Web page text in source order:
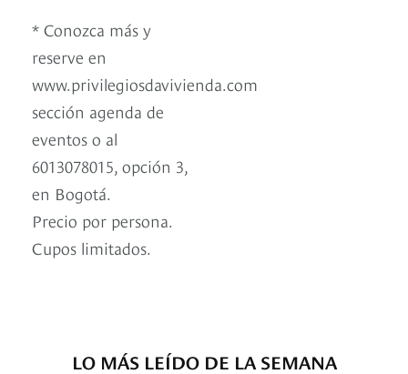
* Conozca más y
reserve en
www.privilegiosdavivienda.com
sección agenda de
eventos o al
6013078015, opción 3,
en Bogotá.
Precio por persona.
Cupos limitados.
LO MÁS LEÍDO DE LA SEMANA